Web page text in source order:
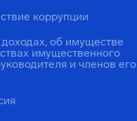
коррупции
об имуществе
имущественного
и членов его